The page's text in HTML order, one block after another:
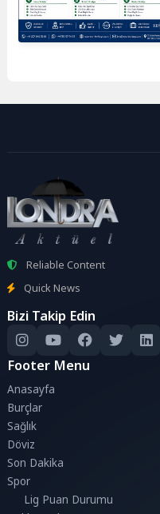
Reliable Content
Quick News
Bizi Takip Edin
Footer Menu
Anasayfa
Burçlar
Sağlık
Döviz
Son Dakika
Spor
Lig Puan Durumu